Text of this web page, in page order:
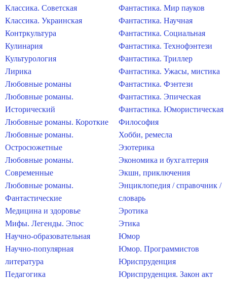
Классика. Советская
Классика. Украинская
Контркультура
Кулинария
Культурология
Лирика
Любовные романы
Любовные романы.
Исторический
Любовные романы. Короткие
Любовные романы.
Остросюжетные
Любовные романы.
Современные
Любовные романы.
Фантастические
Медицина и здоровье
Мифы. Легенды. Эпос
Научно-образовательная
Научно-популярная
литература
Педагогика
Фантастика. Мир пауков
Фантастика. Научная
Фантастика. Социальная
Фантастика. Технофэнтези
Фантастика. Триллер
Фантастика. Ужасы, мистика
Фантастика. Фэнтези
Фантастика. Эпическая
Фантастика. Юмористическая
Философия
Хобби, ремесла
Эзотерика
Экономика и бухгалтерия
Экшн, приключения
Энциклопедия / справочник /
словарь
Эротика
Этика
Юмор
Юмор. Программистов
Юриспруденция
Юриспруденция. Закон акт